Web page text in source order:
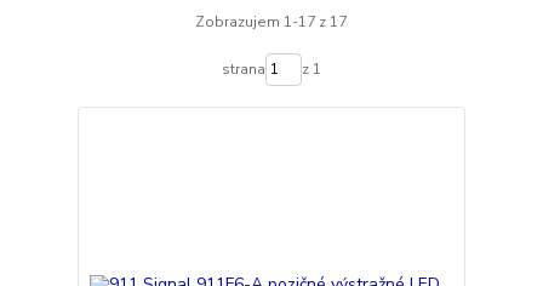
Zobrazujem 1-17 z 17
strana z 1